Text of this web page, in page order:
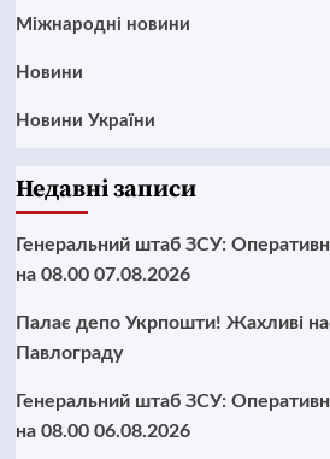
Міжнародні новини
Новини
Новини України
Недавні записи
Генеральний штаб ЗСУ:
на 08.00 07.08.2026
Палає депо Укрпошти! Жахливі
Павлограду
Генеральний штаб ЗСУ:
на 08.00 06.08.2026